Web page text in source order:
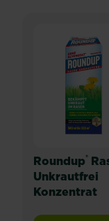
Roundup®
Unkrautfrei
Konzentrat